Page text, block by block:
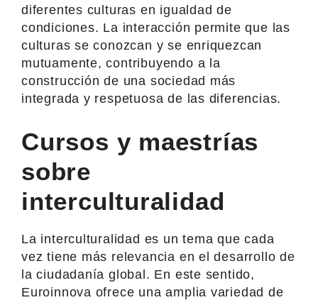
diferentes culturas en igualdad de
condiciones. La interacción permite que las
culturas se conozcan y se enriquezcan
mutuamente, contribuyendo a la
construcción de una sociedad más
integrada y respetuosa de las diferencias.
Cursos y maestrías
sobre
interculturalidad
La interculturalidad es un tema que cada
vez tiene más relevancia en el desarrollo de
la ciudadanía global. En este sentido,
Euroinnova ofrece una amplia variedad de